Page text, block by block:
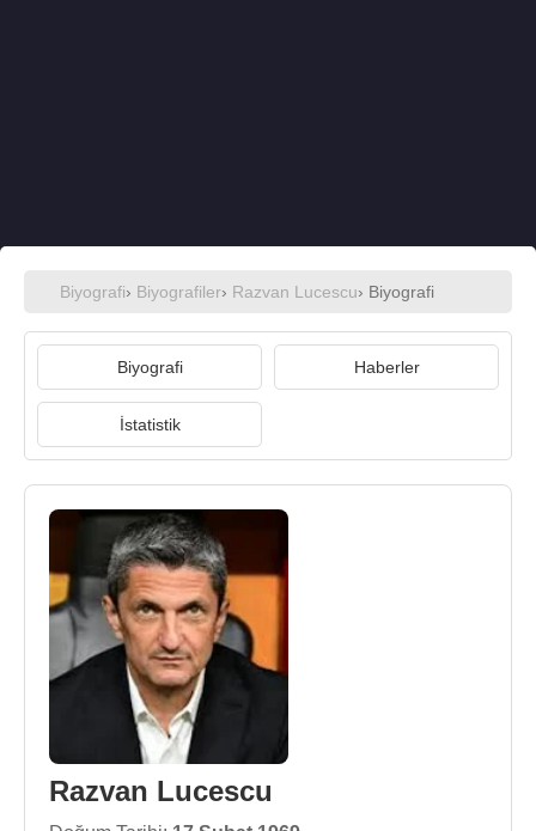
Biyografi› Biyografiler› Razvan Lucescu› Biyografi
Biyografi Haberler
İstatistik
Razvan Lucescu